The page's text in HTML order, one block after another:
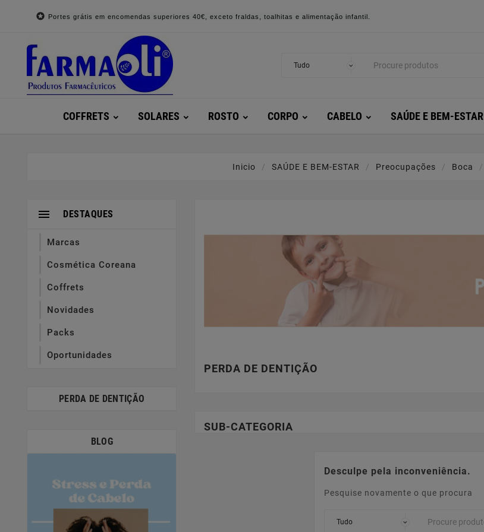
 Portes grátis em encomendas superiores 40€, exceto fraldas, toalhitas e alimentação infantil.
COFFRETS SOLARES ROSTO CORPO CABELO SAÚDE E BEM-ESTAR
Inicio SAÚDE E BEM-ESTAR Preocupações Boca
DESTAQUES

Marcas
Cosmética Coreana
Coffrets
Novidades
Packs
Oportunidades
PERDA DE DENTIÇÃO
BLOG
PERDA DE DENTIÇÃO
SUB-CATEGORIA
Desculpe pela inconveniência.
Pesquise novamente o que procura